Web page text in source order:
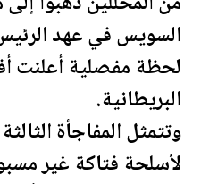
السويس في عهد الرئيس
لحظةمفصلية أعلنت
البريطانية.
وتتمثل المفاجأة
لأسلحة فتاكة غير